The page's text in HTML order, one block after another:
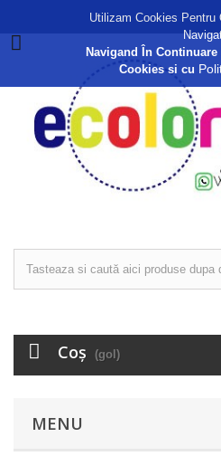
Coş (gol)
MENU
Utilizam Cookies Pentru
Navigand În
Cookies si cu